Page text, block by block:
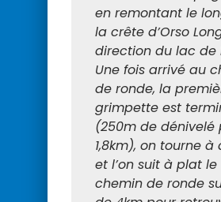
en remontant le
la crête d’Orso
direction du lac de
Une fois arrivé au
de ronde, la
grimpette est
(250m de dénivelé
1,8km), on tourne à
et l’on suit à plat le
chemin de ronde